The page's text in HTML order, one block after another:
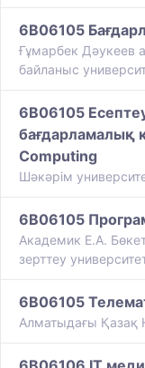
6B06105
Ғұмарбек Дәукеев
байланыс
6B06105
бағдарламалық
Computing
Шәкәрім
6B06105
Академик Е.А.
зерттеу
6B06105
Алматыдағы Қазақ